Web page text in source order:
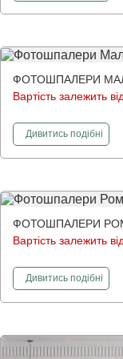
ФОТОШПАЛЕРИ
Вартість залежить
Дивитись подібні
ФОТОШПАЛЕРИ
Вартість залежить
Дивитись подібні